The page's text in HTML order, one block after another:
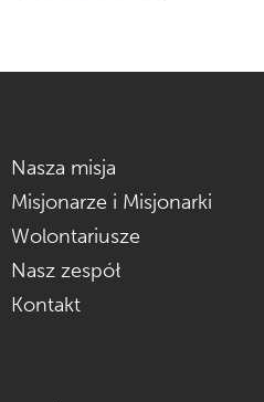
Nasza misja
Misjonarze i Misjonarki
Wolontariusze
Nasz zespół
Kontakt